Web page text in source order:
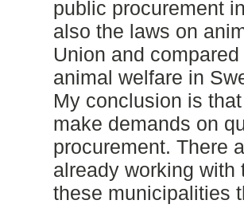
public procurement
also the laws on
Union and
animal welfare in
My conclusion is
make demands on
procurement. There
already working with
these municipalities